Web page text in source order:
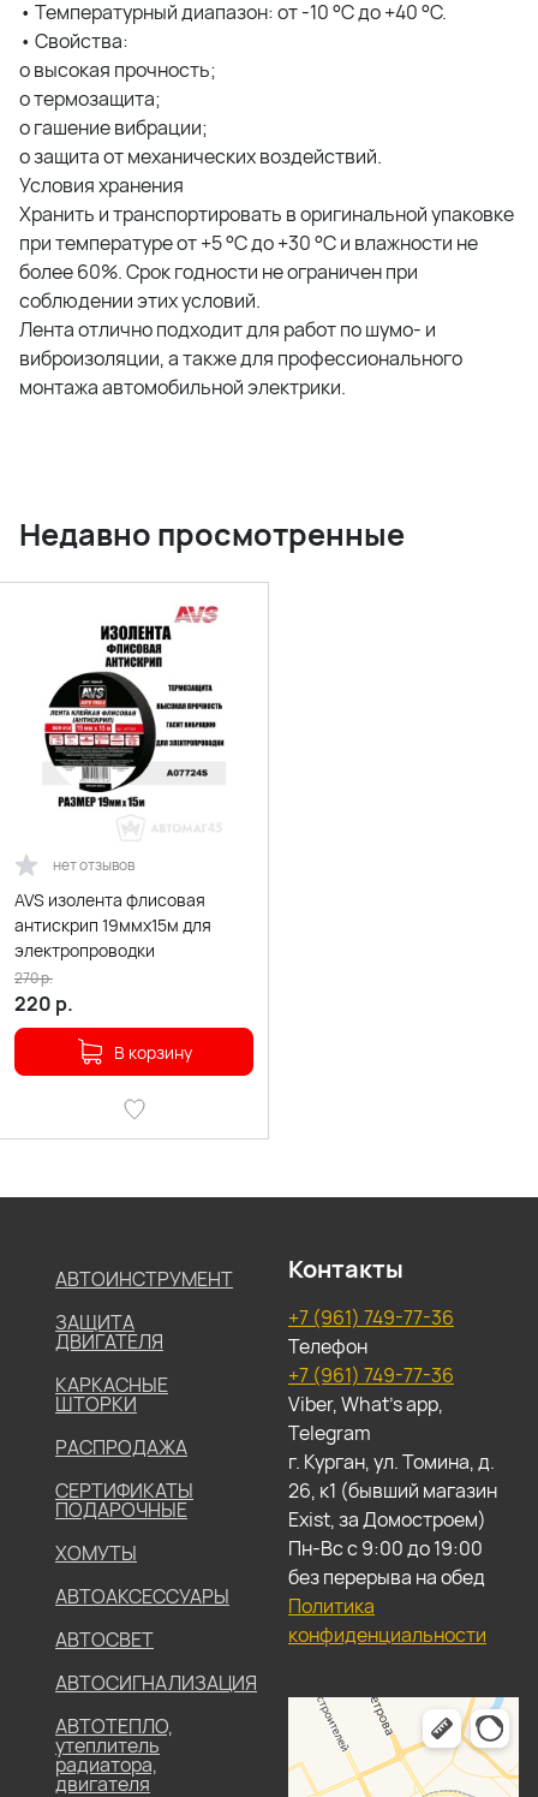
• Температурный диапазон: от -10 °C до +40 °C.
• Свойства:
o высокая прочность;
o термозащита;
o гашение вибрации;
o защита от механических воздействий.
Условия хранения
Хранить и транспортировать в оригинальной упаковке
при температуре от +5 °С до +30 °С и влажности не
более 60%. Срок годности не ограничен при
соблюдении этих условий.
Лента отлично подходит для работ по шумо- и
виброизоляции, а также для профессионального
монтажа автомобильной электрики.
Недавно просмотренные
нет отзывов
AVS изолента флисовая
антискрип 19ммх15м для
электропроводки
220 р.
270р.
В корзину
АВТОИНСТРУМЕНТ
ЗАЩИТА
ДВИГАТЕЛЯ
КАРКАСНЫЕ
ШТОРКИ
РАСПРОДАЖА
СЕРТИФИКАТЫ
ПОДАРОЧНЫЕ
ХОМУТЫ
АВТОАКСЕССУАРЫ
АВТОСВЕТ
АВТОСИГНАЛИЗАЦИЯ
АВТОТЕПЛО,
утеплитель
радиатора,
двигателя
Контакты
+7 (961) 749-77-36
Телефон
+7 (961) 749-77-36
Viber, What's app,
Telegram
г. Курган, ул. Томина, д.
26, к1 (бывший магазин
Exist, за Домостроем)
Пн-Вс с 9:00 до 19:00
без перерыва на обед
Политика
конфиденциальности